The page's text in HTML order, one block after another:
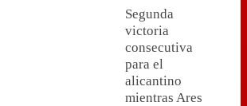
Segunda
victoria
consecutiva
para el
alicantino
mientras Ares